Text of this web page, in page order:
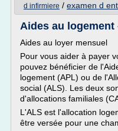
d infirmiere / examen d
Aides au
Aides au loyer mensuel
Pour vous aider à payer
pouvez bénéficier de
logement (APL) ou de
social (ALS). Les deux
d'allocations familiales
L'ALS est l'allocation
être versée pour une